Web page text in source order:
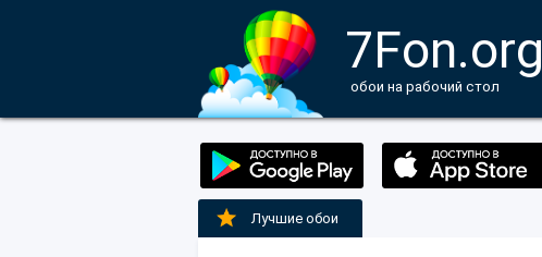
7Fon.org
обои на рабочий стол
Лучшие обои